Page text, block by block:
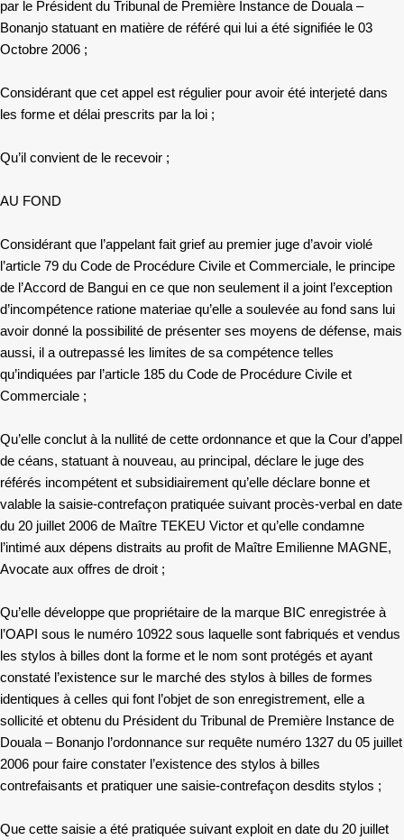
par le Président du Tribunal de Première Instance de Douala –
Bonanjo statuant en matière de référé qui lui a été signifiée le 03
Octobre 2006 ;
Considérant que cet appel est régulier pour avoir été interjeté dans
les forme et délai prescrits par la loi ;
Qu’il convient de le recevoir ;
AU FOND
Considérant que l’appelant fait grief au premier juge d’avoir violé
l’article 79 du Code de Procédure Civile et Commerciale, le principe
de l’Accord de Bangui en ce que non seulement il a joint l’exception
d’incompétence ratione materiae qu’elle a soulevée au fond sans lui
avoir donné la possibilité de présenter ses moyens de défense, mais
aussi, il a outrepassé les limites de sa compétence telles
qu’indiquées par l’article 185 du Code de Procédure Civile et
Commerciale ;
Qu’elle conclut à la nullité de cette ordonnance et que la Cour d’appel
de céans, statuant à nouveau, au principal, déclare le juge des
référés incompétent et subsidiairement qu’elle déclare bonne et
valable la saisie-contrefaçon pratiquée suivant procès-verbal en date
du 20 juillet 2006 de Maître TEKEU Victor et qu’elle condamne
l’intimé aux dépens distraits au profit de Maître Emilienne MAGNE,
Avocate aux offres de droit ;
Qu’elle développe que propriétaire de la marque BIC enregistrée à
l’OAPI sous le numéro 10922 sous laquelle sont fabriqués et vendus
les stylos à billes dont la forme et le nom sont protégés et ayant
constaté l’existence sur le marché des stylos à billes de formes
identiques à celles qui font l’objet de son enregistrement, elle a
sollicité et obtenu du Président du Tribunal de Première Instance de
Douala – Bonanjo l’ordonnance sur requête numéro 1327 du 05 juillet
2006 pour faire constater l’existence des stylos à billes
contrefaisants et pratiquer une saisie-contrefaçon desdits stylos ;
Que cette saisie a été pratiquée suivant exploit en date du 20 juillet